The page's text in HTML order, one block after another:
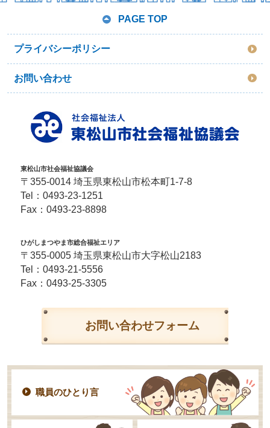
PAGE TOP
プライバシーポリシー
お問い合わせ
東松山市社会福祉協議会
〒355-0014 埼玉県東松山市松本町1-7-8
Tel： 0493-23-1251
Fax：0493-23-8898
ひがしまつやま市総合福祉エリア
〒355-0005 埼玉県東松山市大字松山2183
Tel： 0493-21-5556
Fax：0493-25-3305
お問い合わせフォーム
職員のひとり言